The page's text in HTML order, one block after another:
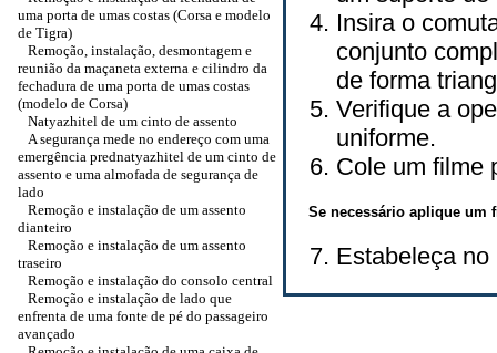
uma porta de umas costas (Corsa e modelo
de Tigra)
Remoção, instalação, desmontagem e
reunião da maçaneta externa e cilindro da
fechadura de uma porta de umas costas
(modelo de Corsa)
Natyazhitel de um cinto de assento
A segurança mede no endereço com uma
emergência prednatyazhitel de um cinto de
assento e uma almofada de segurança de
lado
Remoção e instalação de um assento
dianteiro
Remoção e instalação de um assento
traseiro
Remoção e instalação do consolo central
Remoção e instalação de lado que
enfrenta de uma fonte de pé do passageiro
avançado
Insira o
conjunto
de forma
Verifique a
uniforme.
Cole um filme
Se necessário aplique um
Estabeleça